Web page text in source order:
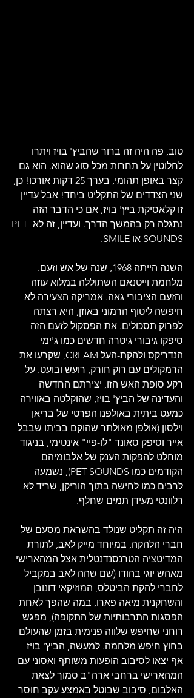
טוב, פה היה זה ברור שהביץ' בויז ויתרו
לחלוטין על תחרות מכל סוג שהוא. הוא גם
קצר באופן תהומי, בערך 25 דקות אורכו! כן,
שני הצדדים של התקליט ביחד! אבל עדיין -
זו קלאסיקת ביץ' בויז, אם כי הדבר הזה
נתגלה רק בהמשך הדרך. ועדיין, זה לא PET
SOUNDS או SMILE.
השנה הייתה 1968, שנה של אש וזעם.
מלחמת וייטנאם השתוללה במלוא עוזה
והזעם הציבורי גאה. אמריקה הצעירה לא
חיפשה ליטוף הרמוני באוזן, היא רצתה
לפרוק תסכולים. את הפסקול לזעם הזה
סיפקו גיבורי גיטרה חדשים כמו ג'ימי
הנדריקס ולהקת-העל CREAM, שקרעו את
הרמקולים עם רוק חורק, רועש ובועט. על
רקע סופת האש הזו, יצירתם החדשה
והעדינה של הביץ' בויז, שהוקלטה באווירה
כמעט ביתית באולפנו הפרטי של בריאן
וילסון (אולפן מאולתר שהוקם בביתו שבבל
אייר וסיפק סאונד "לו-פיי" אינטימי, בניגוד
מוחלט להפקות הענק של אלבומיהם
הקודמים כמו PET SOUNDS), נשמעה
לרבים כמו לחישה בתוך הוריקן, שריד לא
רלוונטי מעידן תמים שחלף.
היה זה תקליט שנולד בהשראת מסעם של
חברי הלהקה, במיוחד מייק לאב, לתורת
המדיטציה הטרנסנדנטלית אצל המהארישי
מאהש יוגי בהודו (שם שהה לאב במקביל
לחברי להקת הביטלס, המוזיקאי דונובן
והשחקנית מיאה פארו, במה שהפך לאחת
הפסגות התרבותיות של התקופה), מפגש
רוחני שחיפש שלווה פנימית בזמן שהעולם
בחוץ חיפש מלחמה. למעשה, הביץ' בויז
אף יצאו לסיבוב הופעות משותף ואסוני עם
המהארישי ברחבי ארה"ב סמוך לצאת
האלבום, סיבוב שבוטל באמצע עקב חוסר